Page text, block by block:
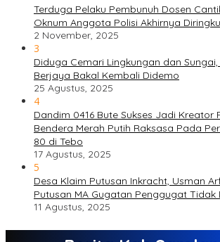
Terduga Pelaku Pembunuh Dosen
Oknum Anggota Polisi Akhirnya
2 November, 2025
3
Diduga Cemari Lingkungan dan
Berjaya Bakal Kembali Didemo
25 Agustus, 2025
4
Dandim 0416 Bute Sukses Jadi Kreator
Bendera Merah Putih Raksasa Pada
80 di Tebo
17 Agustus, 2025
5
Desa Klaim Putusan Inkracht, Usman
Putusan MA Gugatan Penggugat
11 Agustus, 2025